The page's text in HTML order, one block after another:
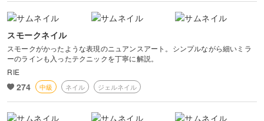
スモークネイル
スモークがかったような表現のニュアンスアート。シンプルながら細いミラ
ーのラインも入ったテクニックを丁寧に解説。
RIE
274 中級 ネイル ジェルネイル